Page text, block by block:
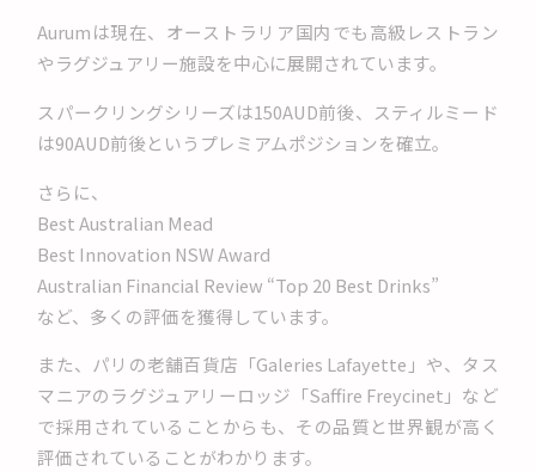
Aurumは現在、オーストラリア国内でも高級レストラン
やラグジュアリー施設を中心に展開されています。
スパークリングシリーズは150AUD前後、スティルミード
は90AUD前後というプレミアムポジションを確立。
さらに、
Best Australian Mead
Best Innovation NSW Award
Australian Financial Review “Top 20 Best Drinks”
など、多くの評価を獲得しています。
また、パリの老舗百貨店「Galeries Lafayette」や、タス
マニアのラグジュアリーロッジ「Saffire Freycinet」など
で採用されていることからも、その品質と世界観が高く
評価されていることがわかります。